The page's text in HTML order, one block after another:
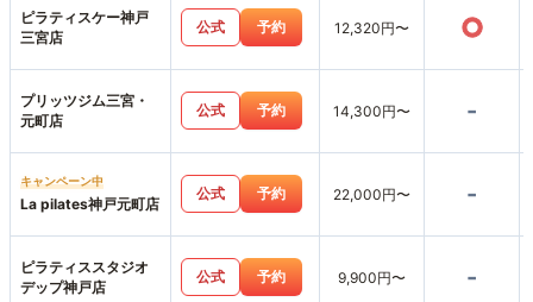
ピラティスケー神戸
三宮店
公式 予約 12,320円〜 ○
プリッツジム三宮・
元町店
公式 予約 14,300円〜 -
キャンペーン中
La pilates神戸元町店
公式 予約 22,000円〜 -
ピラティススタジオ
デップ神戸店
公式 予約 9,900円〜 -